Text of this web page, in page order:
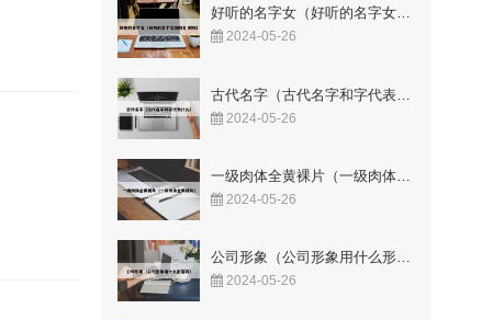
好听的名字女（好听的名字女孩网名 昵称）
2024-05-26
2024-05-26
2024-05-26
公司形象（公司形象用什么形容词）
2024-05-26